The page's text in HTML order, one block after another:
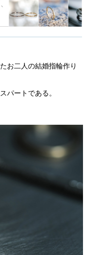
お二人の結婚指輪作り
パートである。